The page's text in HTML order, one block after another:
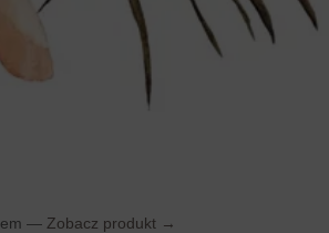
— Zobacz produkt →